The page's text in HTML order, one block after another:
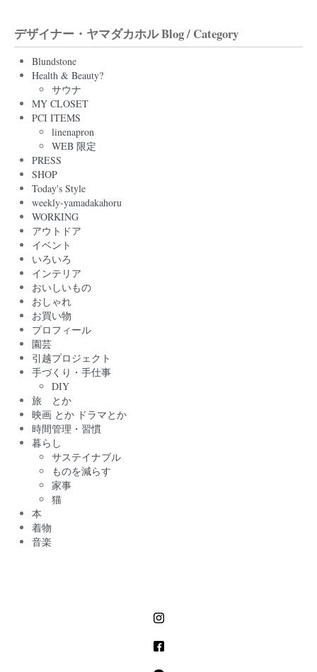
デザイナー・ヤマダカホル Blog / Category
Blundstone
Health & Beauty?
サウナ
MY CLOSET
PCI ITEMS
linenapron
WEB 限定
PRESS
SHOP
Today's Style
weekly-yamadakahoru
WORKING
アウトドア
イベント
いろいろ
インテリア
おいしいもの
おしゃれ
お買い物
プロフィール
園芸
引越プロジェクト
手づくり・手仕事
DIY
旅 とか
映画 とか ドラマとか
時間管理・習慣
暮らし
サステイナブル
ものを減らす
家事
猫
本
着物
音楽